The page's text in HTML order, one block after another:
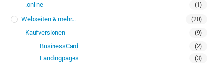
.online (1)
Webseiten & mehr... (20)
Kaufversionen (9)
BusinessCard (2)
Landingpages (3)